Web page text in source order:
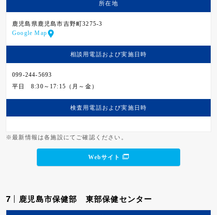
所在地
鹿児島県鹿児島市吉野町3275-3
Google Map
相談用電話および実施日時
099-244-5693
平日
8:30～17:15（月～金）
検査用電話および実施日時
※最新情報は各施設にてご確認ください。
Webサイト
7 鹿児島市保健部 東部保健センター